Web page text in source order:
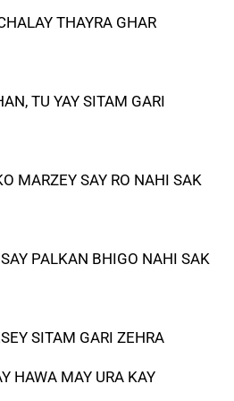
THAYRA GHAR
TU YAY SITAM GARI
MARZEY SAY RO NAHI SAK
PALKAN BHIGO NAHI SAK
SITAM GARI ZEHRA
HAWA MAY URA KAY